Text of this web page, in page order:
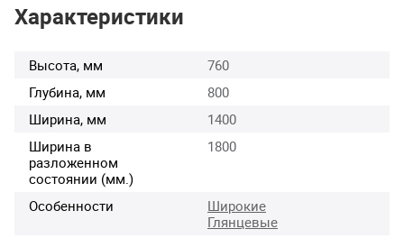
Характеристики
Высота, мм
760
Глубина, мм
800
Ширина, мм
1400
Ширина в
разложенном
состоянии (мм.)
1800
Особенности
Широкие
Глянцевые